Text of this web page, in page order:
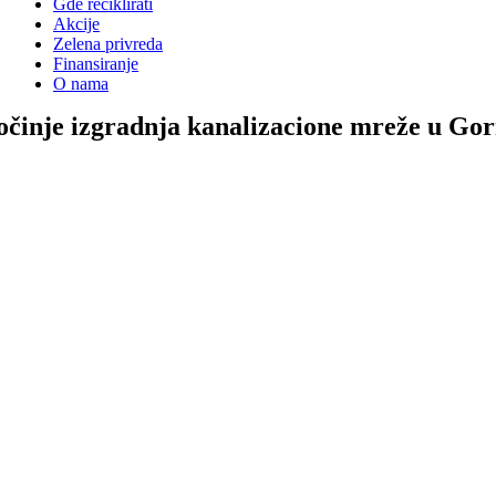
Gde reciklirati
Akcije
Zelena privreda
Finansiranje
O nama
izgradnja kanalizacione mreže u